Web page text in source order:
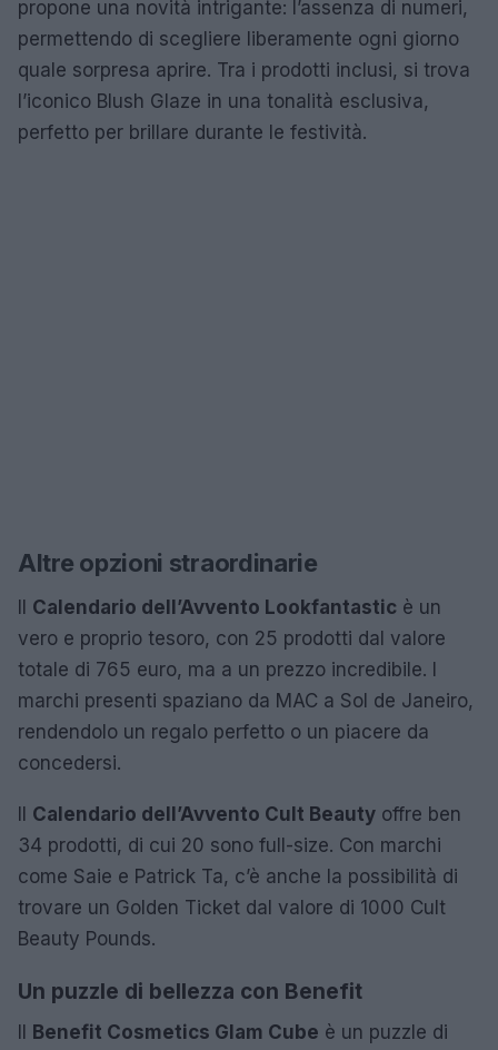
propone una novità intrigante: l’assenza di numeri,
permettendo di scegliere liberamente ogni giorno
quale sorpresa aprire. Tra i prodotti inclusi, si trova
l’iconico Blush Glaze in una tonalità esclusiva,
perfetto per brillare durante le festività.
Altre opzioni straordinarie
Il Calendario dell’Avvento Lookfantastic è un
vero e proprio tesoro, con 25 prodotti dal valore
totale di 765 euro, ma a un prezzo incredibile. I
marchi presenti spaziano da MAC a Sol de Janeiro,
rendendolo un regalo perfetto o un piacere da
concedersi.
Il Calendario dell’Avvento Cult Beauty offre ben
34 prodotti, di cui 20 sono full-size. Con marchi
come Saie e Patrick Ta, c’è anche la possibilità di
trovare un Golden Ticket dal valore di 1000 Cult
Beauty Pounds.
Un puzzle di bellezza con Benefit
Il Benefit Cosmetics Glam Cube è un puzzle di